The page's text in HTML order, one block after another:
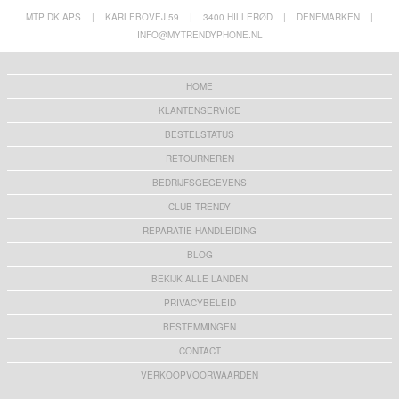
MTP DK APS | KARLEBOVEJ 59 | 3400 HILLERØD | DENEMARKEN
|
INFO@MYTRENDYPHONE.NL
HOME
KLANTENSERVICE
BESTELSTATUS
RETOURNEREN
BEDRIJFSGEGEVENS
CLUB TRENDY
REPARATIE HANDLEIDING
BLOG
BEKIJK ALLE LANDEN
PRIVACYBELEID
BESTEMMINGEN
CONTACT
VERKOOPVOORWAARDEN